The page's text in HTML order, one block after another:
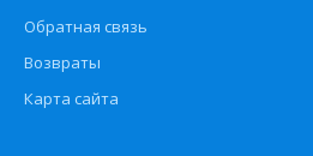
Обратная связь
Возвраты
Карта сайта